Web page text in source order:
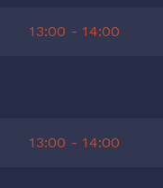
13:00 - 14:00
13:00 - 14:00